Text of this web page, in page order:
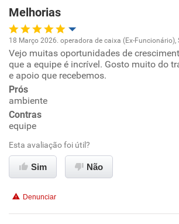
Melhorias
Oportunidade de promoção
Ambiente de trabalho
Conciliação com a vida familiar
Benefícios
Recomenda esta empresa
18 Março 2026. operadora de caixa (Ex-Funcionário),
Vejo muitas oportunidades de
que a equipe é incrível. Gosto muito do
e apoio que recebemos.
Prós
ambiente
Contras
equipe
Esta avaliação foi útil?
Sim Não
Denunciar